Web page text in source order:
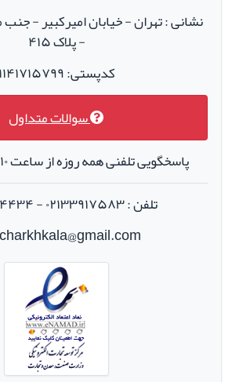
نشانی : تهران - خیابان امیرکبیر -
- پلاک ۴۱۵
کدپستی: ۱۱۴۱۷۱۵۷۹۹
سوالات متداول
پاسخگویی تلفنی همه روزه از ساعت ۱۰ الی۱۹ میباشد.
تلفن : ۰۲۱۳۳۹۱۷۵۸۳ - ۰۲۱۳۳۹۱۴۴۳۴